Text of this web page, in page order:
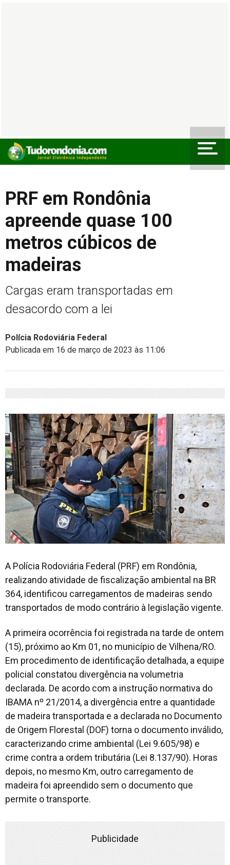
PRF em Rondônia
apreende quase 100
metros cúbicos de
madeiras
Cargas eram transportadas em
desacordo com a lei
Polícia Rodoviária Federal
Publicada em 16 de março de 2023 às 11:06
A Polícia Rodoviária Federal (PRF) em Rondônia,
realizando atividade de fiscalização ambiental na BR
364, identificou carregamentos de madeiras sendo
transportados de modo contrário à legislação vigente.
A primeira ocorrência foi registrada na tarde de ontem
(15), próximo ao Km 01, no município de Vilhena/RO.
Em procedimento de identificação detalhada, a equipe
policial constatou divergência na volumetria
declarada. De acordo com a instrução normativa do
IBAMA nº 21/2014, a divergência entre a quantidade
de madeira transportada e a declarada no Documento
de Origem Florestal (DOF) torna o documento inválido,
caracterizando crime ambiental (Lei 9.605/98) e
crime contra a ordem tributária (Lei 8.137/90). Horas
depois, no mesmo Km, outro carregamento de
madeira foi apreendido sem o documento que
permite o transporte.
Publicidade